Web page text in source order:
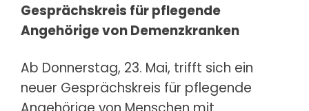
Gesprächskreis für pflegende
Angehörige von Demenzkranken
Ab Donnerstag, 23. Mai, trifft sich ein
neuer Gesprächskreis für pflegende